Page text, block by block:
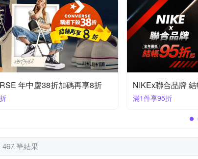
品牌 結帳95折 NIKEx聯合品牌
滿1件享95折
筆結果